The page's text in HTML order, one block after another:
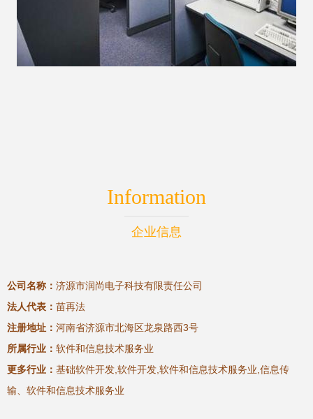
Information
企业信息
公司名称： 济源市润尚电子科技有限责任公司
法人代表： 苗再法
注册地址： 河南省济源市北海区龙泉路西3号
所属行业： 软件和信息技术服务业
更多行业： 基础软件开发,软件开发,软件和信息技术服务业,信息传
输、软件和信息技术服务业